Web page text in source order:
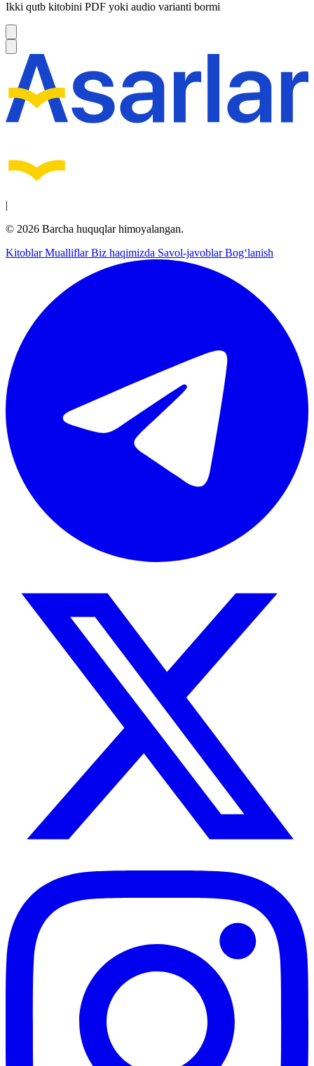
Ikki qutb kitobini PDF yoki audio varianti bormi
|
© 2026 Barcha huquqlar himoyalangan.
KitoblarMualliflarBiz haqimizda Savol-javoblarBog‘lanish